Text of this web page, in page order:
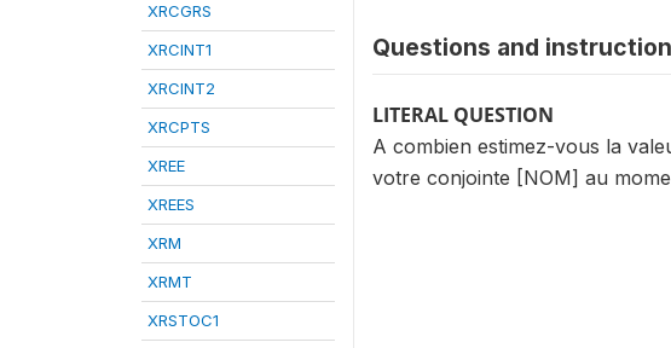
XRCGRS
XRCINT1
XRCINT2
XRCPTS
XREE
XREES
XRM
XRMT
XRSTOC1
Questions and
LITERAL QUESTION
A combien estimez-vous la
votre conjointe [NOM] au